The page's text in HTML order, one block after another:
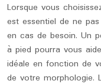
Lorsque vous
est essentiel de ne
en cas de besoin. Un
à pied pourra vous
idéale en fonction de
de votre morphologie.